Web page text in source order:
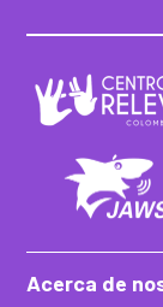
Acerca de